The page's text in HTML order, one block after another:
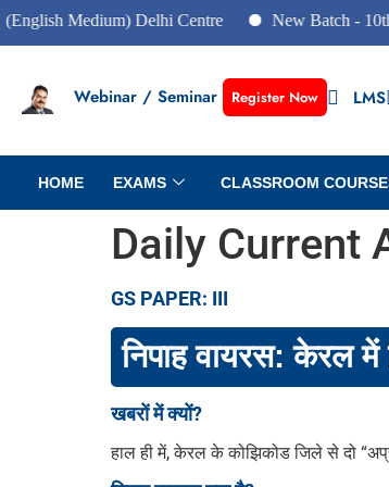
Medium) Delhi Centre New Batch - 10th June
Webinar / Seminar Register Now LMS
HOME EXAMS CLASSROOM
Daily Current
GS PAPER: III
निपाह वायरस: केरल में
खबरों में क्यों?
हाल ही में, केरल के कोझिकोड जिले से दो